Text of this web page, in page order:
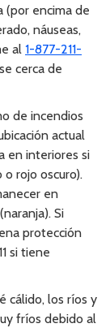
encima de
náuseas,
al 1-877-211-
cerca de
de incendios
actual
en interiores si
rojo oscuro).
en
Si
protección
si tiene
cálido, los ríos y
fríos debido al